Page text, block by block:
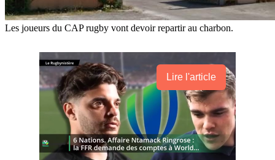
Les joueurs du CAP rugby vont devoir repartir au charbon.
Lire l'article